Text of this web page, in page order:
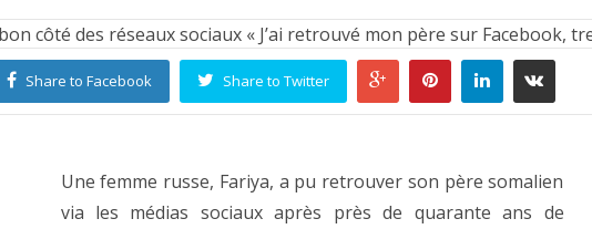
Share to Facebook Share to Twitter
Une femme russe, Fariya, a pu retrouver son père somalien
via les médias sociaux après près de quarante ans de